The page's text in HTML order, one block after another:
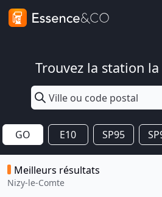
Trouvez la station
GO E10 SP95
Meilleurs résultats
Nizy-le-Comte